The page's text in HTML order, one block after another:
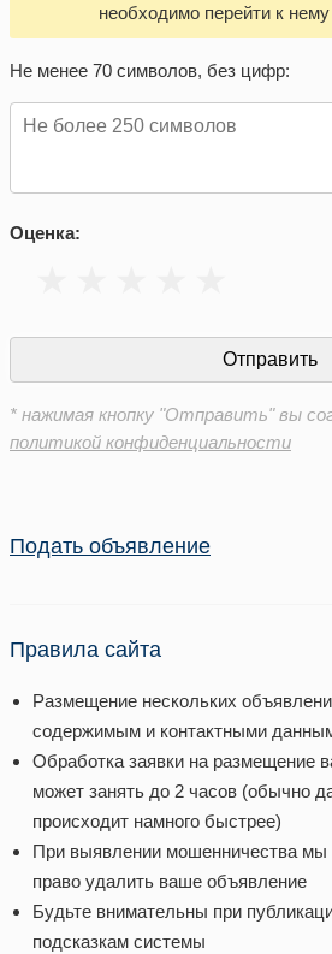
необходимо перейти к
Не менее 70 символов, без цифр:
Оценка:
* нажимая кнопку "Отправить" вы
политикой конфиденциальности
Подать объявление
Правила сайта
Размещение нескольких
содержимым и контактными
Обработка заявки на размещение
может занять до 2 часов (обычно
происходит намного быстрее)
При выявлении мошенничества мы
право удалить ваше объявление
Будьте внимательны при
подсказкам системы